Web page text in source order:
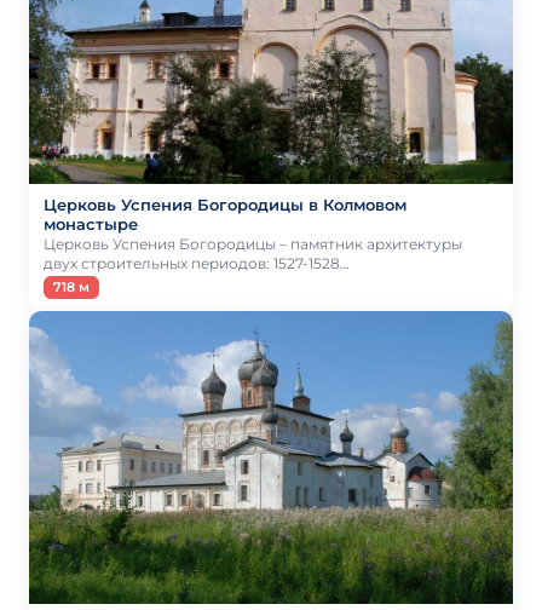
Церковь Успения Богородицы в Колмовом
монастыре
Церковь Успения Богородицы – памятник архитектуры
двух строительных периодов: 1527-1528…
718 м